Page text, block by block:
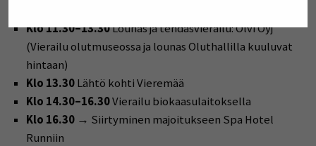
Klo 11.30–13.30Lounas ja tehdasvierailu: Olvi Oyj
(Vierailu olutmuseossa ja lounas Oluthallilla kuuluvat
hintaan)
Klo 13.30Lähtö kohti Vieremää
Klo 14.30–16.30Vierailu biokaasulaitoksella
Klo 16.30→ Siirtyminen majoitukseen Spa Hotel
Runniin